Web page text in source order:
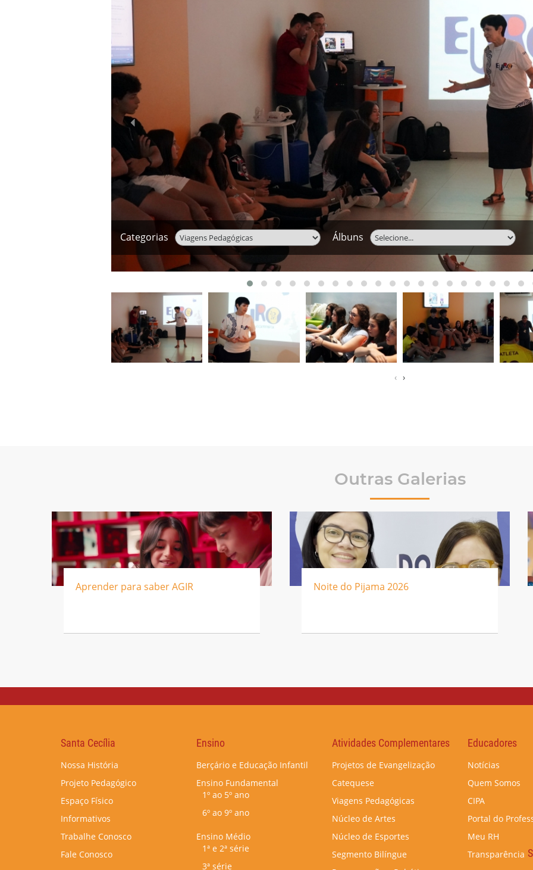
Categorias Álbuns
‹ ›
Outras Galerias
Aprender para saber AGIR Noite do Pijama 2026
Santa Cecília
Nossa História
Projeto Pedagógico
Espaço Físico
Informativos
Trabalhe Conosco
Fale Conosco
Ensino
Berçário e Educação Infantil
Ensino Fundamental
1º ao 5º ano
6º ao 9º ano
Ensino Médio
1ª e 2ª série
3ª série
Atividades Complementares
Projetos de Evangelização
Catequese
Viagens Pedagógicas
Núcleo de Artes
Núcleo de Esportes
Segmento Bilíngue
Educadores
Notícias
Quem Somos
CIPA
Portal do
Meu RH
Transparência